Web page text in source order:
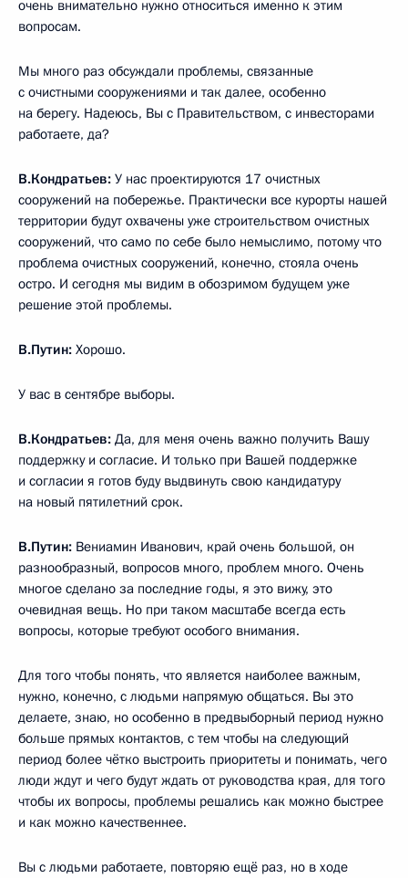
очень внимательно нужно относиться именно к этим
вопросам.
Мы много раз обсуждали проблемы, связанные
с очистными сооружениями и так далее, особенно
на берегу. Надеюсь, Вы с Правительством, с инвесторами
работаете, да?
В.Кондратьев: У нас проектируются 17 очистных
сооружений на побережье. Практически все курорты нашей
территории будут охвачены уже строительством очистных
сооружений, что само по себе было немыслимо, потому что
проблема очистных сооружений, конечно, стояла очень
остро. И сегодня мы видим в обозримом будущем уже
решение этой проблемы.
В.Путин: Хорошо.
У вас в сентябре выборы.
В.Кондратьев: Да, для меня очень важно получить Вашу
поддержку и согласие. И только при Вашей поддержке
и согласии я готов буду выдвинуть свою кандидатуру
на новый пятилетний срок.
В.Путин: Вениамин Иванович, край очень большой, он
разнообразный, вопросов много, проблем много. Очень
многое сделано за последние годы, я это вижу, это
очевидная вещь. Но при таком масштабе всегда есть
вопросы, которые требуют особого внимания.
Для того чтобы понять, что является наиболее важным,
нужно, конечно, с людьми напрямую общаться. Вы это
делаете, знаю, но особенно в предвыборный период нужно
больше прямых контактов, с тем чтобы на следующий
период более чётко выстроить приоритеты и понимать, чего
люди ждут и чего будут ждать от руководства края, для того
чтобы их вопросы, проблемы решались как можно быстрее
и как можно качественнее.
Вы с людьми работаете, повторяю ещё раз, но в ходе